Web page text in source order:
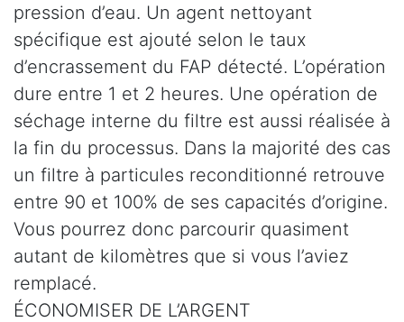
pression d’eau. Un agent nettoyant
spécifique est ajouté selon le taux
d’encrassement du FAP détecté. L’opération
dure entre 1 et 2 heures. Une opération de
séchage interne du filtre est aussi réalisée à
la fin du processus. Dans la majorité des cas
un filtre à particules reconditionné retrouve
entre 90 et 100% de ses capacités d’origine.
Vous pourrez donc parcourir quasiment
autant de kilomètres que si vous l’aviez
remplacé.
ÉCONOMISER DE L’ARGENT